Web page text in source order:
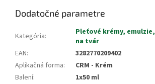
Dodatočné parametre
Kategória:
Pleťové krémy,
na tvár
EAN:
3282770209402
Aplikačná forma:
CRM - Krém
Balení:
1x50 ml